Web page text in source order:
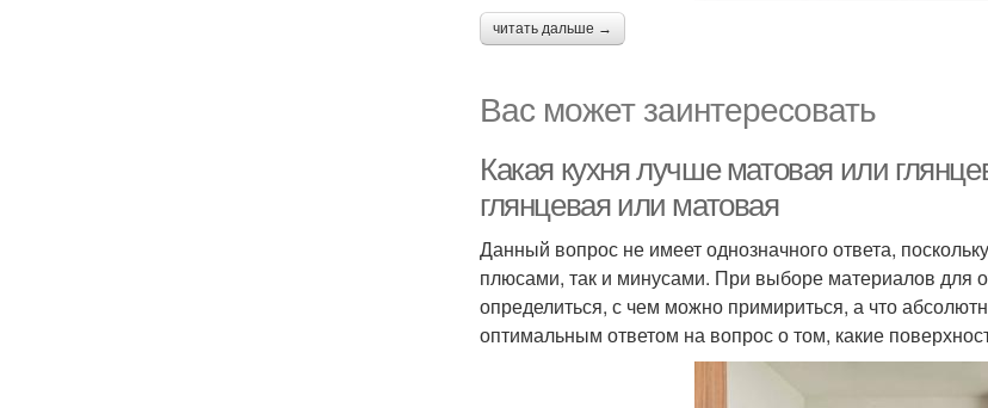
читать дальше →
Вас может заинтересовать
Какая кухня лучше матовая или
глянцевая или матовая
Данный вопрос не имеет однозначного ответа,
плюсами, так и минусами. При выборе материалов для
определиться, с чем можно примириться, а что
оптимальным ответом на вопрос о том, какие